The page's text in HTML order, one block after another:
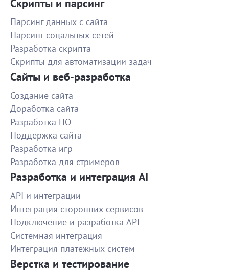
исполнителя.
Поправка CSS для сайта на Wordpress
Работа сделаны быстро и качественно - рекомендую!
820
Тайный покупатель для магазина авто
Спасибо, все хорошо!
Сбор инфы о разрабах приложений
Супер! Все качественно и очень быстро! Всем
рекомендую сотрудничать!
1000
Передача посылки курьером 18.11
Все было выполнено по договорённостям
Скрипты и парсинг
Парсинг данных с сайта
Парсинг соцальных сетей
Разработка скрипта
Скрипты для автоматизации задач
Сайты и веб-разработка
Создание сайта
Доработка сайта
Разработка ПО
Поддержка сайта
Разработка игр
Разработка для стримеров
Разработка и интеграция AI
API и интеграции
Интеграция сторонних сервисов
Подключение и разработка API
Системная интеграция
Интеграция платёжных систем
Верстка и тестирование